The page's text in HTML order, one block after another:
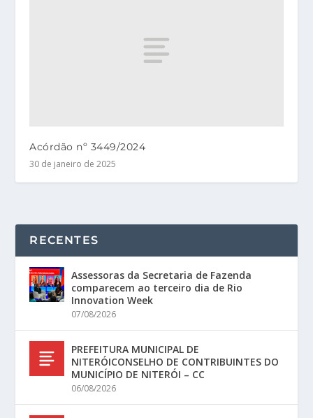
Acórdão nº 3449/2024
30 de janeiro de 2025
RECENTES
Assessoras da Secretaria de Fazenda
comparecem ao terceiro dia de Rio
Innovation Week
07/08/2026
PREFEITURA MUNICIPAL DE
NITERÓICONSELHO DE CONTRIBUINTES DO
MUNICÍPIO DE NITERÓI – CC
06/08/2026